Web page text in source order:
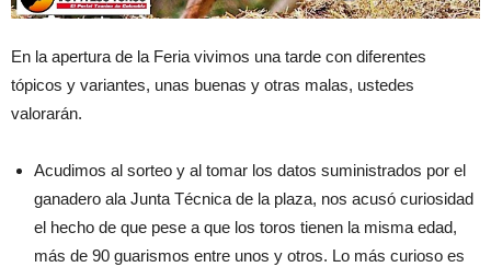
En la apertura de la Feria vivimos una tarde con diferentes
tópicos y variantes, unas buenas y otras malas, ustedes
valorarán.
Acudimos al sorteo y al tomar los datos suministrados por el
ganadero ala Junta Técnica de la plaza, nos acusó curiosidad
el hecho de que pese a que los toros tienen la misma edad,
más de 90 guarismos entre unos y otros. Lo más curioso es